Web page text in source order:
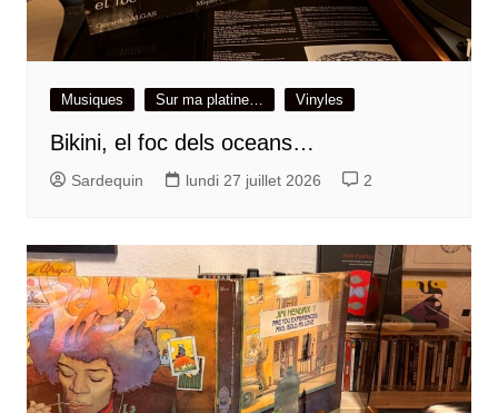
Musiques Sur ma platine… Vinyles
Bikini, el foc dels oceans…
Sardequin lundi 27 juillet 2026 2